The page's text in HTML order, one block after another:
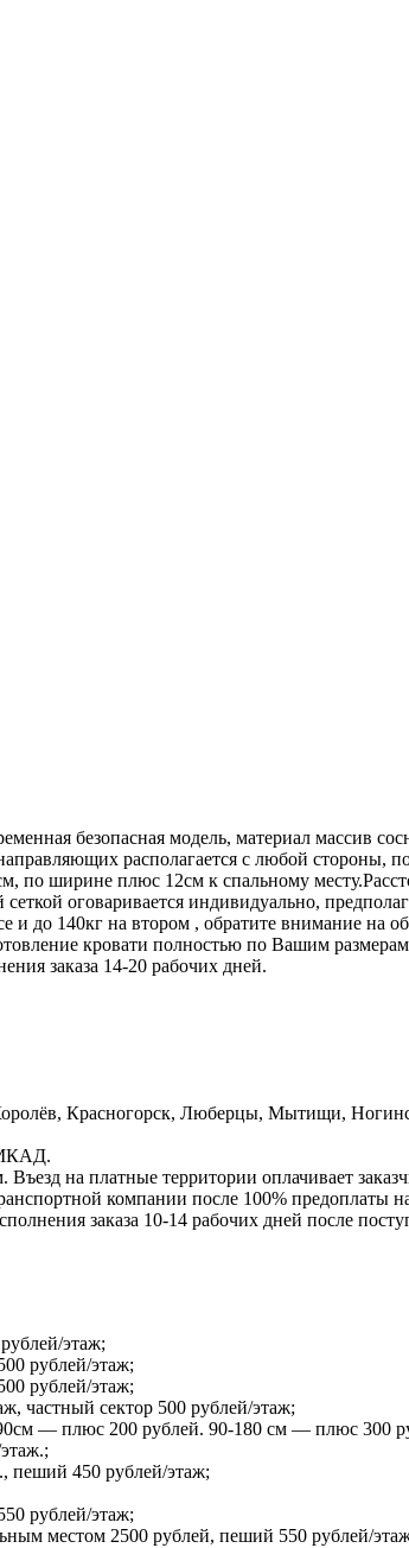
безопасная модель, материал массив
располагается с любой стороны,
по ширине плюс 12см к спальному
оговаривается индивидуально,
до 140кг на втором , обратите внимание на
кровати полностью по Вашим размерам.
заказа 14-20 рабочих дней.
Красногорск, Люберцы, Мытищи,
МКАД.
на платные территории оплачивает
компании после 100% предоплаты
заказа 10-14 рабочих дней после
этаж;
рублей/этаж;
рублей/этаж;
частный сектор 500 рублей/этаж;
— плюс 200 рублей. 90-180 см — плюс 300
пеший 450 рублей/этаж;
рублей/этаж;
местом 2500 рублей, пеший 550 рублей/